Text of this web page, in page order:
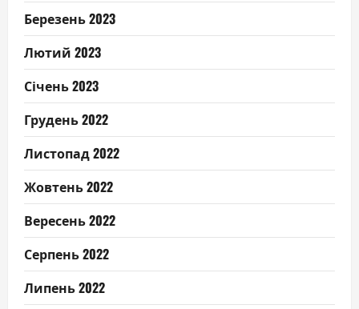
Березень 2023
Лютий 2023
Січень 2023
Грудень 2022
Листопад 2022
Жовтень 2022
Вересень 2022
Серпень 2022
Липень 2022